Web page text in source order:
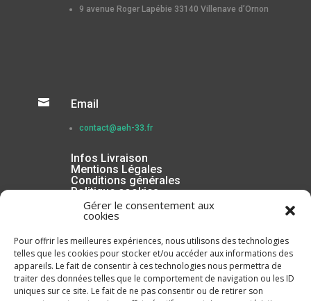
Gérer le consentement aux
cookies
Pour offrir les meilleures expériences, nous utilisons des technologies
telles que les cookies pour stocker et/ou accéder aux informations des
appareils. Le fait de consentir à ces technologies nous permettra de
traiter des données telles que le comportement de navigation ou les ID
uniques sur ce site. Le fait de ne pas consentir ou de retirer son
9 avenue Roger Lapébie 33140 Villenave d’Ornon
 Email
contact@aeh-33.fr
Infos Livraison
Mentions Légales
Conditions générales
Politique cookies